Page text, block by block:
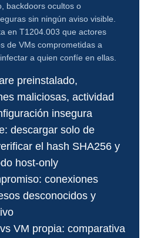
backdoors ocultos o
sin ningún aviso visible.
en T1204.003 que actores
de VMs comprometidas a
a quien confíe en ellas.
preinstalado,
maliciosas, actividad
insegura
descargar solo de
el hash SHA256 y
host-only
conexiones
desconocidos y
VM propia: comparativa